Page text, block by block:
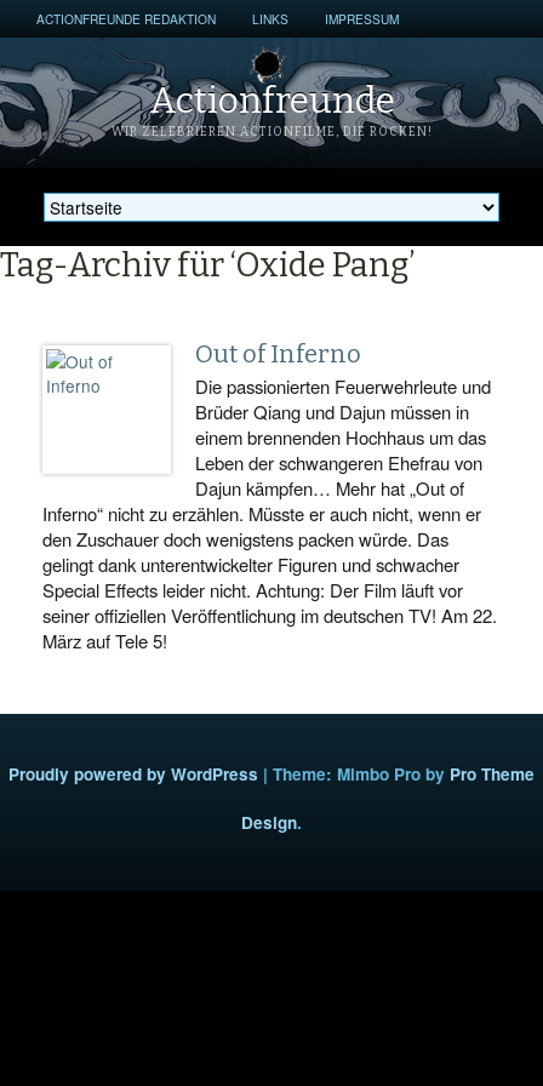
ACTIONFREUNDE REDAKTION LINKS IMPRESSUM
Actionfreunde
WIR ZELEBRIEREN ACTIONFILME, DIE ROCKEN!
Tag-Archiv für ‘Oxide Pang’
Out of Inferno
Die passionierten Feuerwehrleute und
Brüder Qiang und Dajun müssen in
einem brennenden Hochhaus um das
Leben der schwangeren Ehefrau von
Dajun kämpfen… Mehr hat „Out of
Inferno“ nicht zu erzählen. Müsste er auch nicht, wenn er
den Zuschauer doch wenigstens packen würde. Das
gelingt dank unterentwickelter Figuren und schwacher
Special Effects leider nicht. Achtung: Der Film läuft vor
seiner offiziellen Veröffentlichung im deutschen TV! Am 22.
März auf Tele 5!
Proudly powered by WordPress | Theme: Mimbo Pro by Pro Theme
Design.